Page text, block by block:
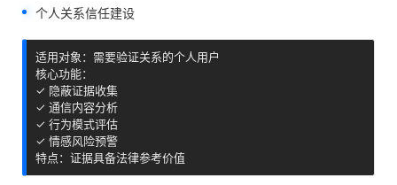
个人关系信任建设
适用对象：需要验证关系的个人用户
核心功能：
✓ 隐蔽证据收集
✓ 通信内容分析
✓ 行为模式评估
✓ 情感风险预警
特点：证据具备法律参考价值